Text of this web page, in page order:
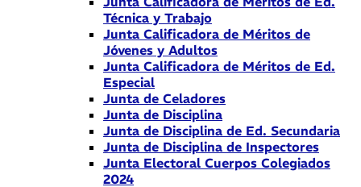
Técnica y Trabajo
Junta Calificadora de Méritos de
Jóvenes y Adultos
Junta Calificadora de Méritos de Ed.
Especial
Junta de Celadores
Junta de Disciplina
Junta de Disciplina de Ed. Secundaria
Junta de Disciplina de Inspectores
Junta Electoral Cuerpos Colegiados
2024